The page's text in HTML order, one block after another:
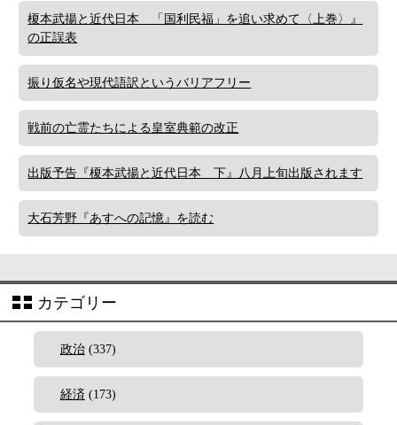
榎本武揚と近代日本 「国利民福」を追い求めて〈上巻〉』
の正誤表
振り仮名や現代語訳というバリアフリー
戦前の亡霊たちによる皇室典範の改正
出版予告『榎本武揚と近代日本 下』八月上旬出版されます
大石芳野『あすへの記憶』を読む
カテゴリー
政治(337)
経済(173)